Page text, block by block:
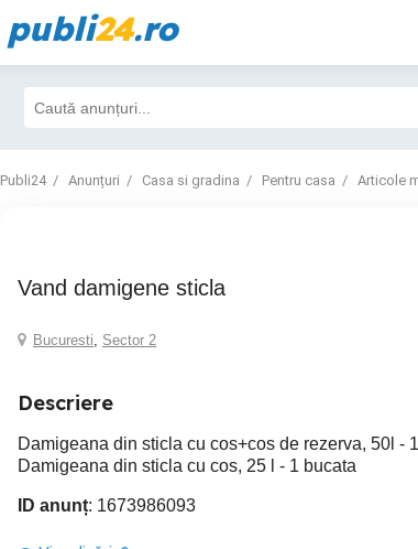
publi24.ro
Publi24 Anunțuri Casa si gradina Pentru casa Articole
Vand damigene sticla
Bucuresti, Sector 2
Descriere
Damigeana din sticla cu cos+cos de rezerva, 50l -
Damigeana din sticla cu cos, 25 l - 1 bucata
ID anunț: 1673986093